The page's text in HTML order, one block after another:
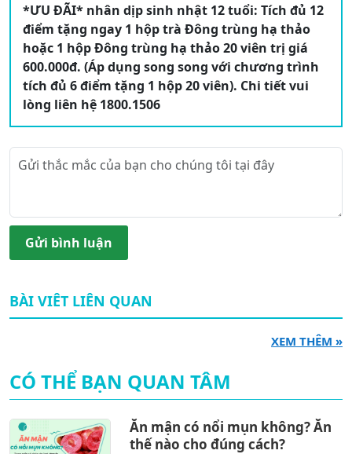
*ƯU ĐÃI* nhân dịp sinh nhật 12 tuổi: Tích đủ 12
điểm tặng ngay 1 hộp trà Đông trùng hạ thảo
hoặc 1 hộp Đông trùng hạ thảo 20 viên trị giá
600.000đ. (Áp dụng song song với chương trình
tích đủ 6 điểm tặng 1 hộp 20 viên). Chi tiết vui
lòng liên hệ 1800.1506
Gửi bình luận
BÀI VIÊT LIÊN QUAN
XEM THÊM »
CÓ THỂ BẠN QUAN TÂM
Ăn mận có nổi mụn không? Ăn
thế nào cho đúng cách?